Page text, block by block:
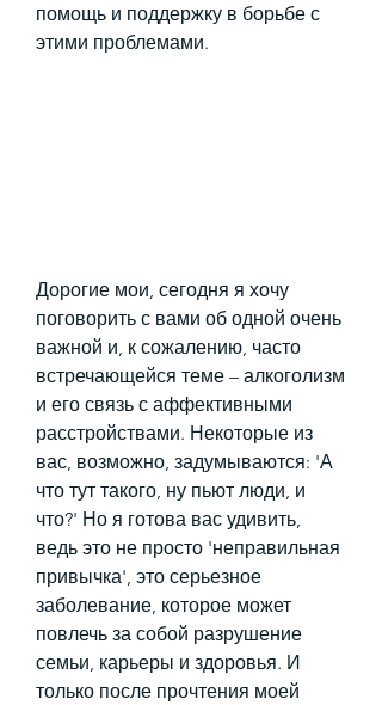
помощь и поддержку в борьбе с
этими проблемами.
Дорогие мои, сегодня я хочу
поговорить с вами об одной очень
важной и, к сожалению, часто
встречающейся теме – алкоголизм
и его связь с аффективными
расстройствами. Некоторые из
вас, возможно, задумываются: 'А
что тут такого, ну пьют люди, и
что?' Но я готова вас удивить,
ведь это не просто 'неправильная
привычка', это серьезное
заболевание, которое может
повлечь за собой разрушение
семьи, карьеры и здоровья. И
только после прочтения моей